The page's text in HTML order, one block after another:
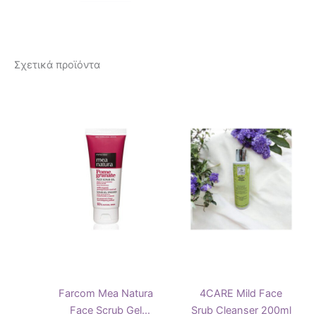
Σχετικά προϊόντα
Farcom Mea Natura
Face Scrub Gel
4CARE Mild Face
Srub Cleanser 200ml